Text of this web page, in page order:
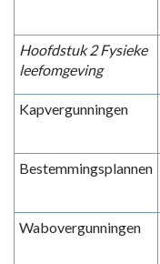
Hoofdstuk 2 Fysieke
leefomgeving
Kapvergunningen
Bestemmingsplannen
Wabovergunningen